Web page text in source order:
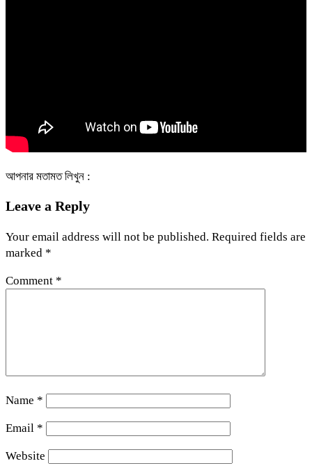
আপনার মতামত লিখুন :
Leave a Reply
Your email address will not be published. Required fields are
marked *
Comment *
Name *
Email *
Website